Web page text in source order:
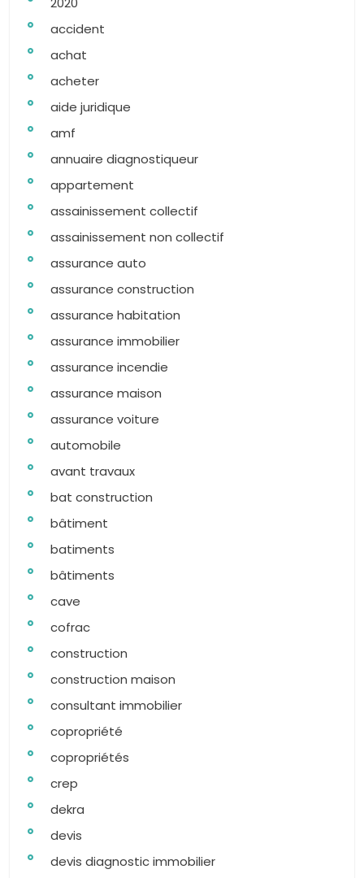
accident
achat
acheter
aide juridique
amf
annuaire diagnostiqueur
appartement
assainissement collectif
assainissement non collectif
assurance auto
assurance construction
assurance habitation
assurance immobilier
assurance incendie
assurance maison
assurance voiture
automobile
avant travaux
bat construction
bâtiment
batiments
bâtiments
cave
cofrac
construction
construction maison
consultant immobilier
copropriété
copropriétés
crep
dekra
devis
devis diagnostic immobilier